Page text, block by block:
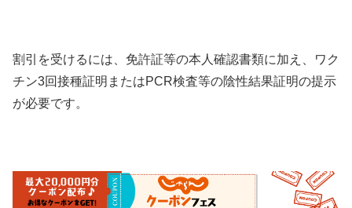
割引を受けるには、免許証等の本人確認書類に加え、ワク
チン3回接種証明またはPCR検査等の陰性結果証明の提示
が必要です。